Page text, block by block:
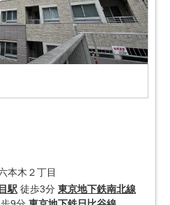
本木２丁目
駅 徒歩3分 東京地下鉄南北線